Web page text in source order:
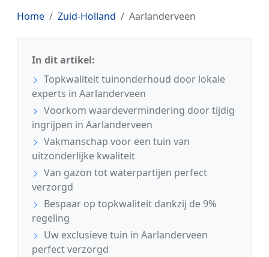
Home Zuid-Holland Aarlanderveen
In dit artikel:
Topkwaliteit tuinonderhoud door lokale
experts in Aarlanderveen
Voorkom waardevermindering door tijdig
ingrijpen in Aarlanderveen
Vakmanschap voor een tuin van
uitzonderlijke kwaliteit
Van gazon tot waterpartijen perfect
verzorgd
Bespaar op topkwaliteit dankzij de 9%
regeling
Uw exclusieve tuin in Aarlanderveen
perfect verzorgd